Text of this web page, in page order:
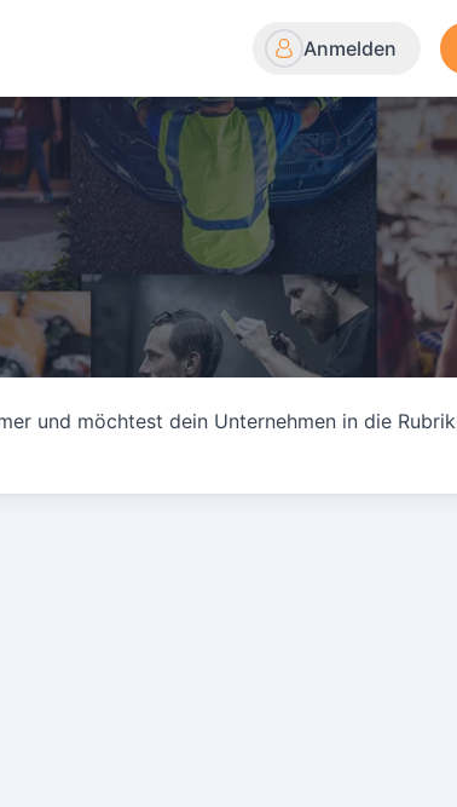
Anmelden
und möchtest dein Unternehmen in die Rubrik